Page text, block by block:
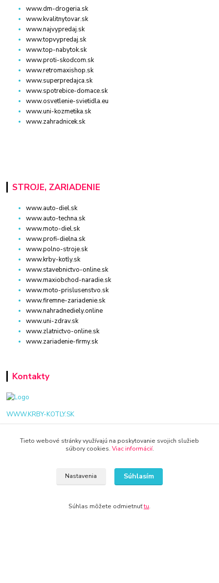
www.dm-drogeria.sk
www.kvalitnytovar.sk
www.najvypredaj.sk
www.topvypredaj.sk
www.top-nabytok.sk
www.proti-skodcom.sk
www.retromaxishop.sk
www.superpredajca.sk
www.spotrebice-domace.sk
www.osvetlenie-svietidla.eu
www.uni-kozmetika.sk
www.zahradnicek.sk
STROJE, ZARIADENIE
www.auto-diel.sk
www.auto-techna.sk
www.moto-diel.sk
www.profi-dielna.sk
www.polno-stroje.sk
www.krby-kotly.sk
www.stavebnictvo-online.sk
www.maxiobchod-naradie.sk
www.moto-prislusenstvo.sk
www.firemne-zariadenie.sk
www.nahradnediely.online
www.uni-zdrav.sk
www.zlatnictvo-online.sk
www.zariadenie-firmy.sk
Kontakty
WWW.KRBY-KOTLY.SK
Tieto webové stránky využívajú na poskytovanie svojich služieb
súbory cookies. Viac informácií.
Nastavenia Súhlasím
Súhlas môžete odmietnuťtu.